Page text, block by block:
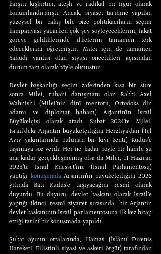
karşıtı kışkırtıcı, ateşli ve radikal bir figür olarak
konumlandırmıştı. Ancak, siyaset tarihine yapılan
yüzeysel bir bakış bile bize politikacıların seçim
kampanyası yaparken çok şey söyleyeceklerini, fakat
göreve geldiklerinde ilkelerini tamamen terk
edeceklerini öğretmiştir. Milei için de tamamen
Yahudi yanlısı olan siyasi öncelikleri açısından
durum tam olarak böyle olmuştur.
Devlet başkanlığı seçim zaferinden kısa bir süre
sonra Milei, ruhani danışmanı olan Rabbi Axel
Wahnish’i (Milei’nin dinî mentoru, Ortodoks din
adamı ve diplomat haham) Arjantin’in İsrail
Büyükelçisi olarak atadı. Şubat 2024’te Milei,
İsrail’deki Arjantin büyükelçiliğini Herzliya’dan (Tel
Aviv yakınlarında bulunan bir kıyı kenti) Kudüs’e
taşımaya söz verdi. Her ne kadar böyle bir hamle şu
ana kadar gerçekleşmemiş olsa da Milei, 11 Haziran
2025’te İsrail Knesset’ine (İsrail Parlamentosu)
yaptığı konuşmada Arjantin’in büyükelçiliğini 2026
yılında Batı Kudüs’e taşıyacağını resmî olarak
duyurdu. Bu duyuru, devlet başkanı olarak İsrail’e
yaptığı ikinci resmî ziyaret sırasında, bir Arjantin
devlet başkanının İsrail parlamentosuna ilk kez hitap
ettiği tarihî bir konuşmada yapıldı.
Şubat ayının ortalarında, Hamas (İslâmî Direniş
Hareketi; Filistinli siyasi ve askeri örgüt) tarafından